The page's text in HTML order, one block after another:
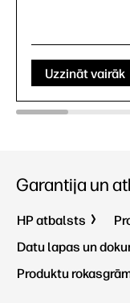
Uzzināt vairāk
Garantija un
HP atbalsts
Datu lapas un
Produktu